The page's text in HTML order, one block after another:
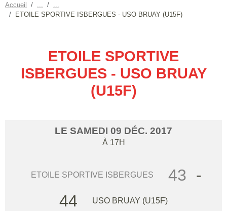
Accueil
ETOILE SPORTIVE ISBERGUES - USO BRUAY (U15F)
ETOILE SPORTIVE
ISBERGUES - USO BRUAY
(U15F)
LE SAMEDI 09 DÉC. 2017
À 17H
ETOILE SPORTIVE ISBERGUES 43 -
44
USO BRUAY (U15F)